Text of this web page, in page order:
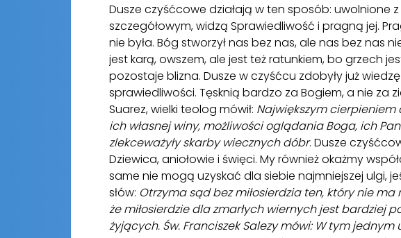
Dusze czyśćcowe działają w ten sposób: uwolnione
szczegółowym, widzą Sprawiedliwość i pragną jej.
nie była. Bóg stworzył nas bez nas, ale nas bez nas
jest karą, owszem, ale jest też ratunkiem, bo grzech
pozostaje blizna. Dusze w czyśćcu zdobyły już
sprawiedliwości. Tęsknią bardzo za Bogiem, a nie za
Suarez, wielki teolog mówił: Największym cierpieniem
ich własnej winy, możliwości oglądania Boga, ich
zlekceważyły skarby wiecznych dóbr. Dusze
Dziewica, aniołowie i święci. My również okażmy
same nie mogą uzyskać dla siebie najmniejszej ulgi,
słów: Otrzyma sąd bez miłosierdzia ten, który nie ma
że miłosierdzie dla zmarłych wiernych jest bardziej
żyjących. Św. Franciszek Salezy mówi: W tym